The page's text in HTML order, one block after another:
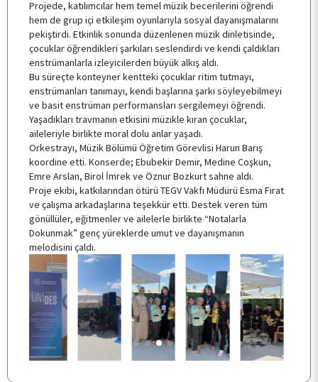
YEMEK MENÜSÜ
MEVZUAT
SSS
İLETİŞİM
Projede, katılımcılar hem temel müzik becerilerini öğrendi
hem de grup içi etkileşim oyunlarıyla sosyal dayanışmalarını
pekiştirdi. Etkinlik sonunda düzenlenen müzik dinletisinde,
çocuklar öğrendikleri şarkıları seslendirdi ve kendi çaldıkları
enstrümanlarla izleyicilerden büyük alkış aldı.
Bu süreçte konteyner kentteki çocuklar ritim tutmayı,
enstrümanları tanımayı, kendi başlarına şarkı söyleyebilmeyi
ve basit enstrüman performansları sergilemeyi öğrendi.
Yaşadıkları travmanın etkisini müzikle kıran çocuklar,
aileleriyle birlikte moral dolu anlar yaşadı.
Orkestrayı, Müzik Bölümü Öğretim Görevlisi Harun Barış
koordine etti. Konserde; Ebubekir Demir, Medine Coşkun,
Emre Arslan, Birol İmrek ve Öznur Bozkurt sahne aldı.
Proje ekibi, katkılarından ötürü TEGV Vakfı Müdürü Esma Fırat
ve çalışma arkadaşlarına teşekkür etti. Destek veren tüm
gönüllüler, eğitmenler ve ailelerle birlikte “Notalarla
Dokunmak” genç yüreklerde umut ve dayanışmanın
melodisini çaldı.